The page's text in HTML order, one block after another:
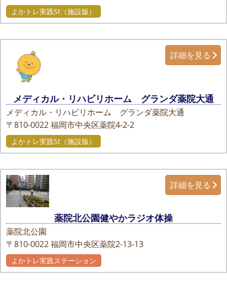
よかトレ実践St（施設版）
メディカル・リハビリホーム グランダ薬院大通
メディカル・リハビリホーム グランダ薬院大通
〒810-0022福岡市中央区薬院4-2-2
詳細を見る
よかトレ実践St（施設版）
薬院北公園健やかラジオ体操
薬院北公園
〒810-0022福岡市中央区薬院2-13-13
詳細を見る
よかトレ実践ステーション